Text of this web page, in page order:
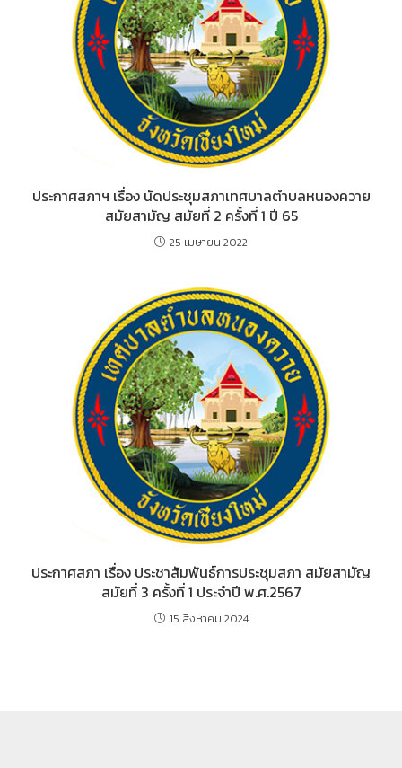
ประกาศสภาฯ เรื่อง นัดประชุมสภาเทศบาลตำบลหนองควาย
สมัยสามัญ สมัยที่ 2 ครั้งที่ 1 ปี 65
25 เมษายน 2022
ประกาศสภา เรื่อง ประชาสัมพันธ์การประชุมสภา สมัยสามัญ
สมัยที่ 3 ครั้งที่ 1 ประจำปี พ.ศ.2567
15 สิงหาคม 2024